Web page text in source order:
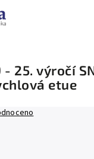
25. výročí
etue